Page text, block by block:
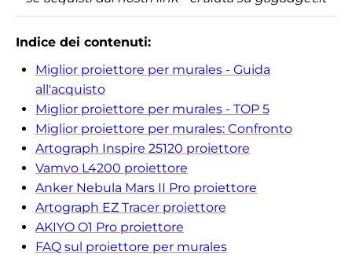
Indice dei contenuti:
Miglior proiettore per murales - Guida
all'acquisto
Miglior proiettore per murales - TOP 5
Miglior proiettore per murales: Confronto
Artograph Inspire 25120 proiettore
Vamvo L4200 proiettore
Anker Nebula Mars II Pro proiettore
Artograph EZ Tracer proiettore
AKIYO ‎O1 Pro proiettore
FAQ sul proiettore per murales